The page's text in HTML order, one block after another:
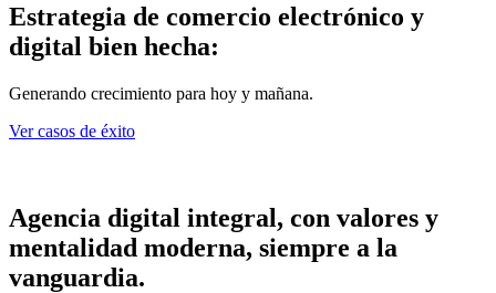
Estrategia de comercio electrónico y
digital bien hecha:
Generando crecimiento para hoy y mañana.
Ver casos de éxito
Agencia digital integral, con valores y
mentalidad moderna, siempre a la
vanguardia.